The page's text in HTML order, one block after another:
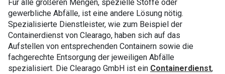
Für alle größeren Mengen, spezielle Stoffe oder
gewerbliche Abfälle, ist eine andere Lösung nötig.
Spezialisierte Dienstleister, wie zum Beispiel der
Containerdienst von Clearago, haben sich auf das
Aufstellen von entsprechenden Containern sowie die
fachgerechte Entsorgung der jeweiligen Abfälle
spezialisiert. Die Clearago GmbH ist ein Containerdienst,